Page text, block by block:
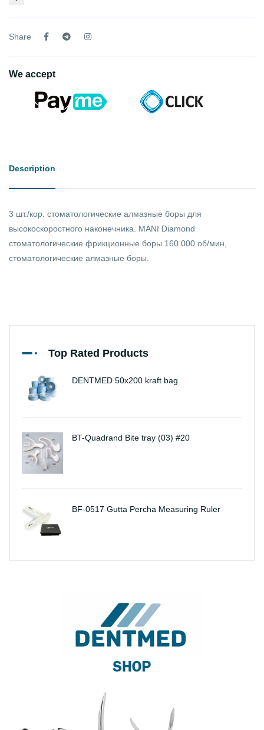
Share
We accept
Description
3 шт./кор. стоматологические алмазные боры для
высокоскоростного наконечника. MANI Diamond
стоматологические фрикционные боры 160 000 об/мин,
стоматологические алмазные боры.
Top Rated Products
DENTMED 50x200 kraft bag
BT-Quadrand Bite tray (03) #20
BF-0517 Gutta Percha Measuring Ruler